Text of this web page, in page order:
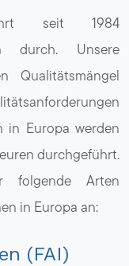
seit 1984
durch. Unsere
Qualitätsmängel
in Europa werden
durchgeführt.
folgende Arten
in Europa an:
(FAI)